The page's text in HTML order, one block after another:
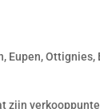
Eupen, Ottignies,
zijn